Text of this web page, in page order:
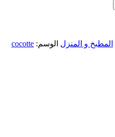
المطبخ و المنزل الوسم: cocotte